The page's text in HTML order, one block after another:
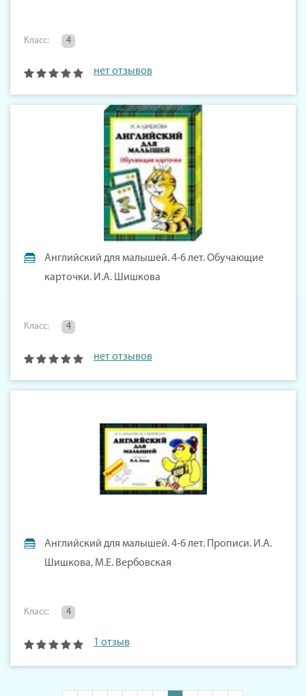
Класс: 4
нет отзывов
Английский для малышей. 4-6 лет. Обучающие
карточки. И.А. Шишкова
Класс: 4
нет отзывов
Английский для малышей. 4-6 лет. Прописи. И.А.
Шишкова, М.Е. Вербовская
Класс: 4
1 отзыв